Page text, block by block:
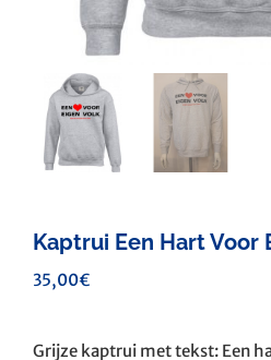
Kaptrui Een Hart Voor
35,00€
Grijze kaptrui met tekst: Een